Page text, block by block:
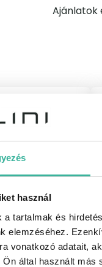
használ
a tartalmak és
elemzéséhez.
vonatkozó adatait,
által használt más
Ajánlatok